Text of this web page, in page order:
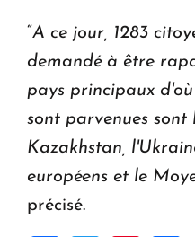
“A ce jour​, 1283
demandé à être
pays principaux
sont parvenues sont
Kazakhstan,
européens et le
précisé.